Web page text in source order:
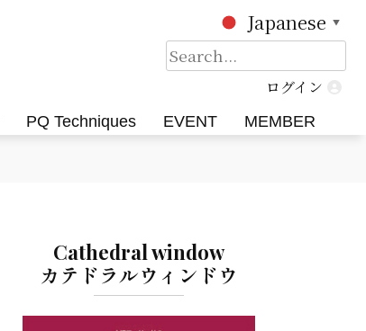
Japanese ▼
検
索:
ログイン
PQ Techniques EVENT MEMBER
Cathedral window
カテドラルウィンドウ